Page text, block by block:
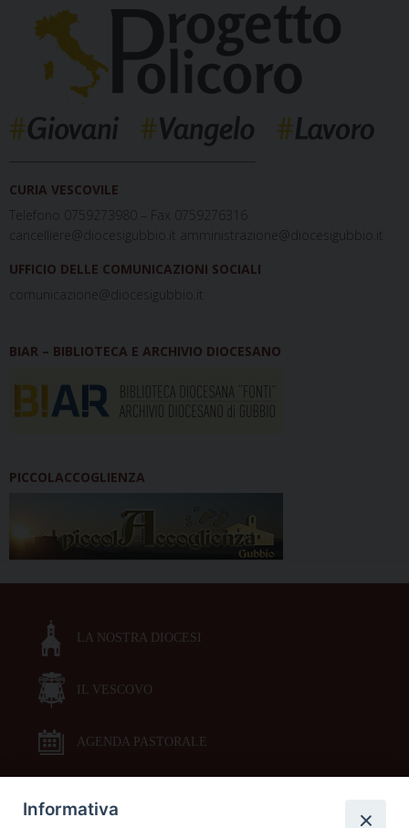
CURIA VESCOVILE
Telefono 0759273980 – Fax 0759276316
cancelliere@diocesigubbio.it amministrazione@diocesigubbio.it
UFFICIO DELLE COMUNICAZIONI SOCIALI
comunicazione@diocesigubbio.it
BIAR – BIBLIOTECA E ARCHIVIO DIOCESANO
PICCOLACCOGLIENZA
LA NOSTRA DIOCESI
IL VESCOVO
AGENDA PASTORALE
DOCUMENTI PASTORALI
Informativa